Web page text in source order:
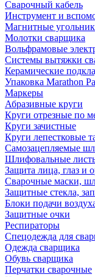
Сварочный кабель
Инструмент и
Магнитные
Молотки сварщика
Вольфрамовые
Системы вытяжки
Керамические
Упаковка Marathon
Маркеры
Абразивные круги
Круги отрезные по
Круги зачистные
Круги лепестковые
Самозацепляемые
Шлифовальные
Защита лица, глаз и
Сварочные маски,
Защитные стекла,
Блоки подачи
Защитные очки
Респираторы
Спецодежда для
Одежда сварщика
Обувь сварщика
Перчатки сварочные